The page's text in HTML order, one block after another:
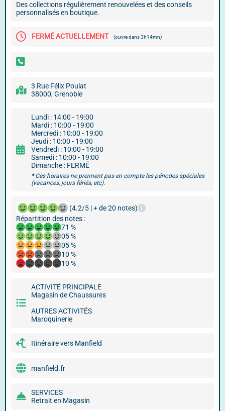
Des collections régulièrement renouvelées et des conseils
personnalisés en boutique.
FERMÉ ACTUELLEMENT (ouvre dans 3h14mn)
3 Rue Félix Poulat
38000, Grenoble
Lundi : 14:00 - 19:00
Mardi : 10:00 - 19:00
Mercredi : 10:00 - 19:00
Jeudi : 10:00 - 19:00
Vendredi : 10:00 - 19:00
Samedi : 10:00 - 19:00
Dimanche : FERMÉ
* Ces horaires ne prennent pas en compte les périodes spéciales
(vacances, jours fériés, etc).
(4.2/5 | + de 20 notes)
Répartition des notes :
71 %
05 %
05 %
10 %
10 %
ACTIVITÉ PRINCIPALE
Magasin de Chaussures
AUTRES ACTIVITÉS
Maroquinerie
Itinéraire vers Manfield
manfield.fr
SERVICES
Retrait en Magasin